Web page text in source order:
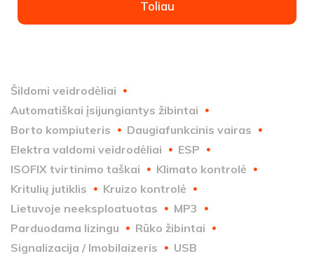
Toliau
Šildomi veidrodėliai
Automatiškai įsijungiantys žibintai
Borto kompiuteris
Daugiafunkcinis vairas
Elektra valdomi veidrodėliai
ESP
ISOFIX tvirtinimo taškai
Klimato kontrolė
Kritulių jutiklis
Kruizo kontrolė
Lietuvoje neeksploatuotas
MP3
Parduodama lizingu
Rūko žibintai
Signalizacija / Imobilaizeris
USB